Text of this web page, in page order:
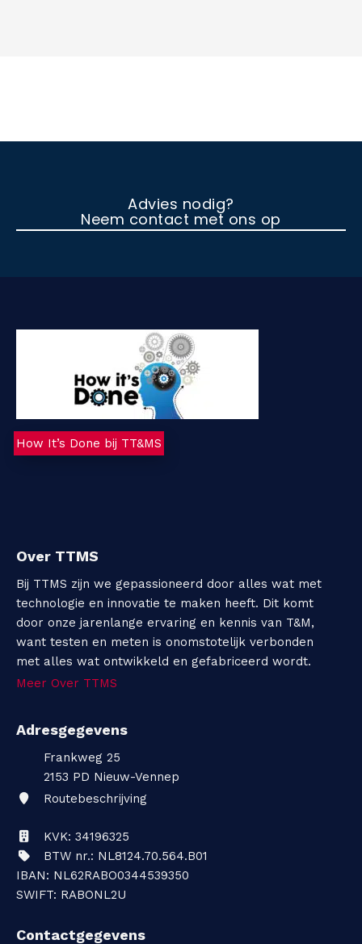
Advies nodig?
Neem contact met ons op
How It’s Done bij TT&MS
Over TTMS
Bij TTMS zijn we gepassioneerd door alles wat met
technologie en innovatie te maken heeft. Dit komt
door onze jarenlange ervaring en kennis van T&M,
want testen en meten is onomstotelijk verbonden
met alles wat ontwikkeld en gefabriceerd wordt.
Meer Over TTMS
Adresgegevens
Frankweg 25
2153 PD Nieuw-Vennep
Routebeschrijving
KVK: 34196325
BTW nr.: NL8124.70.564.B01
IBAN: NL62RABO0344539350
SWIFT: RABONL2U
Contactgegevens